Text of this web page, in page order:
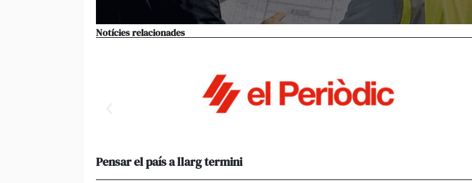
Notícies relacionades
Pensar el país a llarg termini